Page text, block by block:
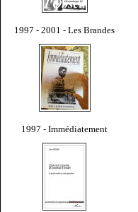
1997 - 2001 - Les Brandes
1997 - Immédiatement